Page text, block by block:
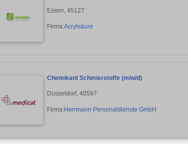
Essen, 45127
Firma:Acrylsäure
Chemikant Schmierstoffe (m/w/d)
Düsseldorf, 40597
Firma:Herrmann Personaldienste GmbH